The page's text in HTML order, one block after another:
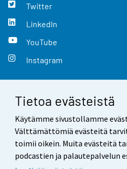
Tietoa evästeistä
Käytämme sivustollamme
Välttämättömiä evästeitä
toimii oikein. Muita evästeitä
podcastien ja palautepalvelun
Twitter
LinkedIn
YouTube
Instagram
Yhteystiedot
Palaute
Käyttöehdot